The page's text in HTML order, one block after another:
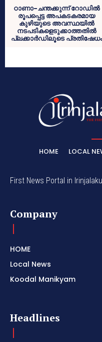
ഠാണാ-ചന്തക്കുന്ന് റോഡില്‍
രൂപപ്പെട്ട അപകടകരമായ
കുഴിയുടെ അവസ്ഥയില്‍
നടപടികളെടുക്കാത്തതില്‍
പ്ലക്കാര്‍ഡിലൂടെ പ്രതിഷേധം
HOME LOCAL
First News Portal in
Company
HOME
Local News
Koodal Manikyam
Headlines